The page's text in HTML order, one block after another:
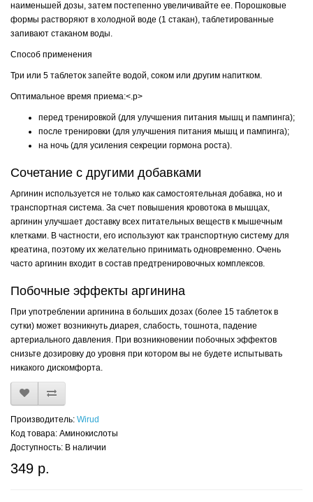
наименьшей дозы, затем постепенно увеличивайте ее. Порошковые
формы растворяют в холодной воде (1 стакан), таблетированные
запивают стаканом воды.
Способ применения
Три или 5 таблеток запейте водой, соком или другим напитком.
Оптимальное время приема:<.p>
перед тренировкой (для улучшения питания мышц и пампинга);
после тренировки (для улучшения питания мышц и пампинга);
на ночь (для усиления секреции гормона роста).
Сочетание с другими добавками
Аргинин используется не только как самостоятельная добавка, но и
транспортная система. За счет повышения кровотока в мышцах,
аргинин улучшает доставку всех питательных веществ к мышечным
клетками. В частности, его используют как транспортную систему для
креатина, поэтому их желательно принимать одновременно. Очень
часто аргинин входит в состав предтренировочных комплексов.
Побочные эффекты аргинина
При употреблении аргинина в больших дозах (более 15 таблеток в
сутки) может возникнуть диарея, слабость, тошнота, падение
артериального давления. При возникновении побочных эффектов
снизьте дозировку до уровня при котором вы не будете испытывать
никакого дискомфорта.
Производитель: Wirud
Код товара: Аминокислоты
Доступность: В наличии
349 р.